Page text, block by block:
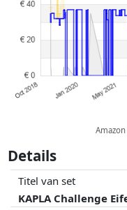
kunnen historische
Details
Titel van set
KAPLA Challenge